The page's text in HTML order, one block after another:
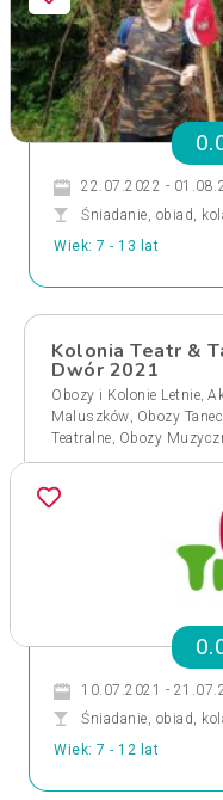
22.07.2022 -
Śniadanie, obiad,
Wiek: 7 - 13 lat
Kolonia Teatr &
Dwór 2021
Obozy i Kolonie Letnie,
Maluszków, Obozy
Teatralne, Obozy
10.07.2021 -
Śniadanie, obiad,
Wiek: 7 - 12 lat